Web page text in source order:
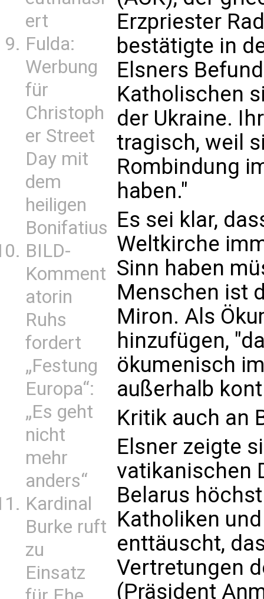
ert
Fulda:
Werbung
für
Christoph
er Street
Day mit
dem
heiligen
Bonifatius
BILD-
Komment
atorin
Ruhs
fordert
„Festung
Europa“:
„Es geht
nicht
mehr
anders“
Kardinal
Burke ruft
zu
Einsatz
Erzpriester
bestätigte in
Elsners
Katholischen
der Ukraine.
tragisch, weil
Rombindung
haben."
Es sei klar,
Weltkirche
Sinn haben
Menschen ist
Miron. Als
hinzufügen,
ökumenisch
außerhalb
Kritik auch an
Elsner zeigte
vatikanischen
Belarus
Katholiken
enttäuscht,
Vertretungen
(Präsident